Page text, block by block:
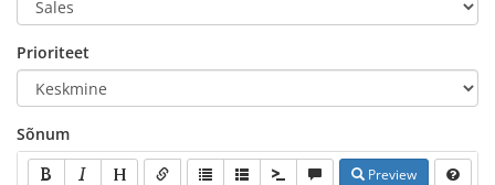
Prioriteet
Sõnum
Preview